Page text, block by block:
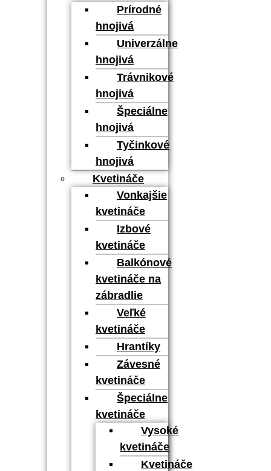
Prírodné
hnojivá
Univerzálne
hnojivá
Trávnikové
hnojivá
Špeciálne
hnojivá
Tyčinkové
hnojivá
Kvetináče
Vonkajšie
kvetináče
Izbové
kvetináče
Balkónové
kvetináče na
zábradlie
Veľké
kvetináče
Hrantíky
Závesné
kvetináče
Špeciálne
kvetináče
Vysoké
kvetináče
Kvetináče